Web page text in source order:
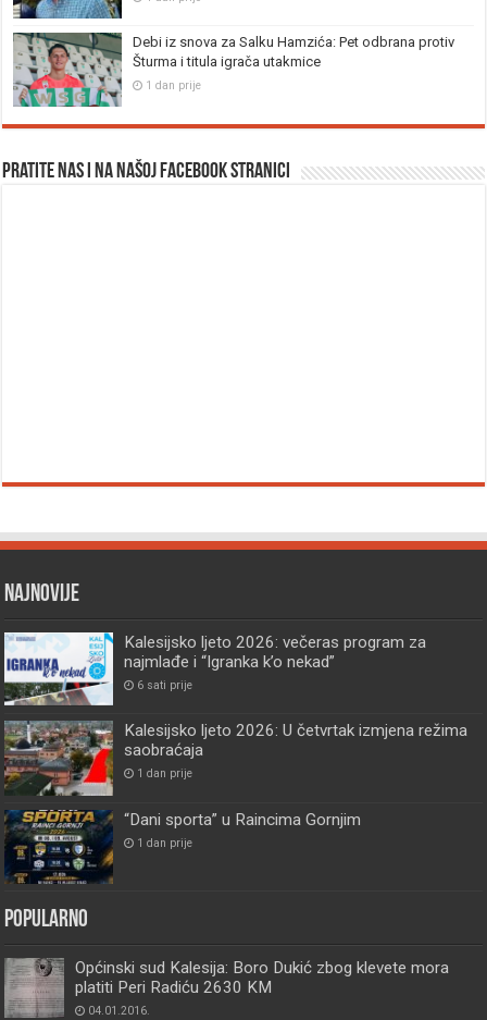
Debi iz snova za Salku Hamzića: Pet odbrana protiv
Šturma i titula igrača utakmice
1 dan prije
Pratite nas i na našoj facebook stranici
Najnovije
Kalesijsko ljeto 2026: večeras program za
najmlađe i “Igranka k’o nekad”
6 sati prije
Kalesijsko ljeto 2026: U četvrtak izmjena režima
saobraćaja
1 dan prije
“Dani sporta” u Raincima Gornjim
1 dan prije
Popularno
Općinski sud Kalesija: Boro Dukić zbog klevete mora
platiti Peri Radiću 2630 KM
04.01.2016.